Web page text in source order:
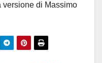
versione di Massimo